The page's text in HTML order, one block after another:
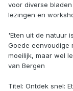
voor diverse
lezingen en
'Eten uit de natuur
Goede eenvoudige
moeilijk, maar wel
van Bergen
Titel: Ontdek snel: